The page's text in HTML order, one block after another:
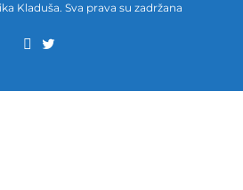
Kladuša. Sva prava su zadržana